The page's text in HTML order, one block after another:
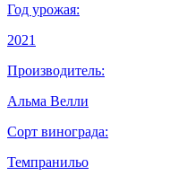
Год урожая:
2021
Производитель:
Альма Велли
Сорт винограда:
Темпранильо